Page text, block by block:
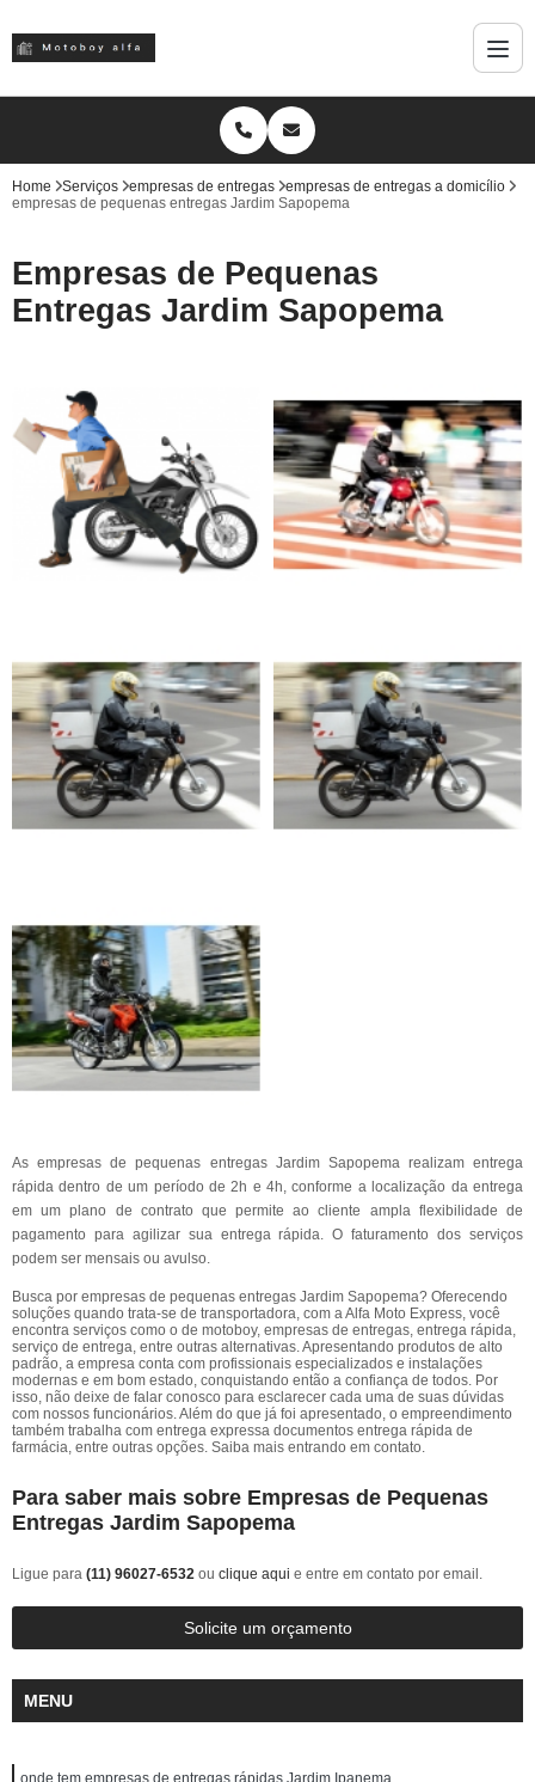
Home Serviços empresas de entregas
empresas de entregas a domicílio
empresas de pequenas entregas Jardim Sapopema
Empresas de Pequenas
Entregas Jardim Sapopema
As empresas de pequenas entregas Jardim Sapopema realizam entrega
rápida dentro de um período de 2h e 4h, conforme a localização da entrega
em um plano de contrato que permite ao cliente ampla flexibilidade de
pagamento para agilizar sua entrega rápida. O faturamento dos serviços
podem ser mensais ou avulso.
Busca por empresas de pequenas entregas Jardim Sapopema? Oferecendo
soluções quando trata-se de transportadora, com a Alfa Moto Express, você
encontra serviços como o de motoboy, empresas de entregas, entrega rápida,
serviço de entrega, entre outras alternativas. Apresentando produtos de alto
padrão, a empresa conta com profissionais especializados e instalações
modernas e em bom estado, conquistando então a confiança de todos. Por
isso, não deixe de falar conosco para esclarecer cada uma de suas dúvidas
com nossos funcionários. Além do que já foi apresentado, o empreendimento
também trabalha com entrega expressa documentos entrega rápida de
farmácia, entre outras opções. Saiba mais entrando em contato.
Para saber mais sobre Empresas de Pequenas
Entregas Jardim Sapopema
Ligue para (11) 96027-6532 ou clique aqui e entre em contato por email.
Solicite um orçamento
MENU
onde tem empresas de entregas rápidas Jardim Ipanema